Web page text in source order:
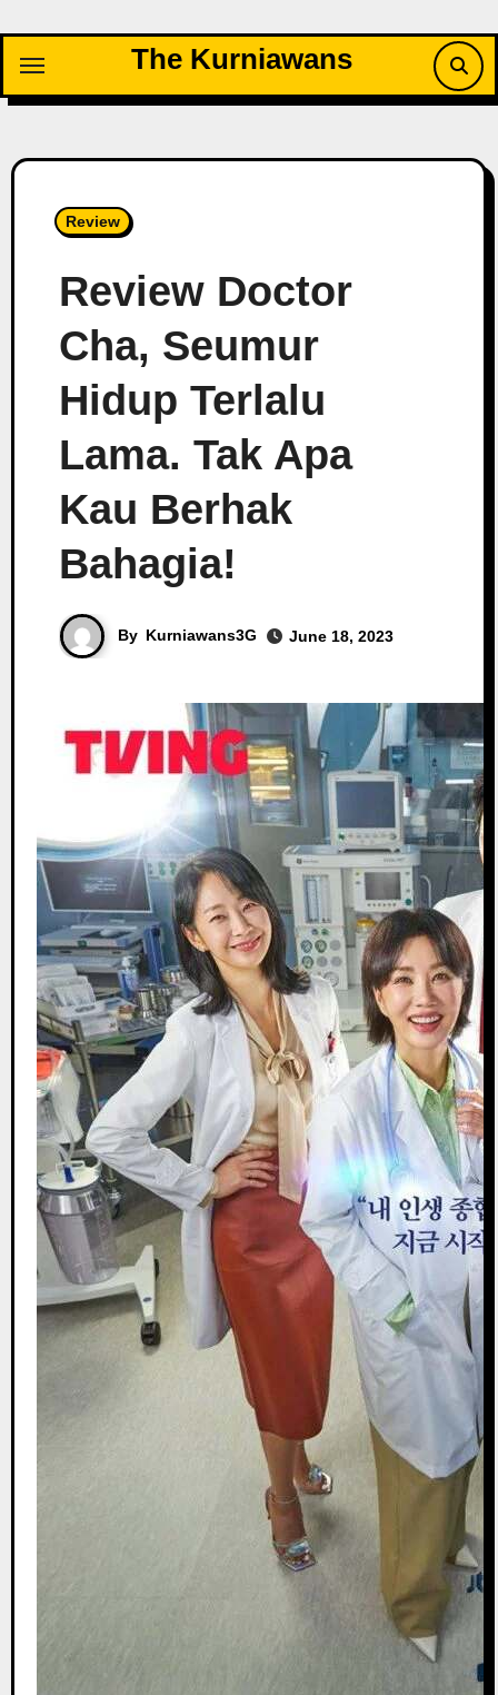
content
The Kurniawans
Review
Review Doctor
Cha, Seumur
Hidup Terlalu
Lama. Tak Apa
Kau Berhak
Bahagia!
By Kurniawans3G June 18, 2023